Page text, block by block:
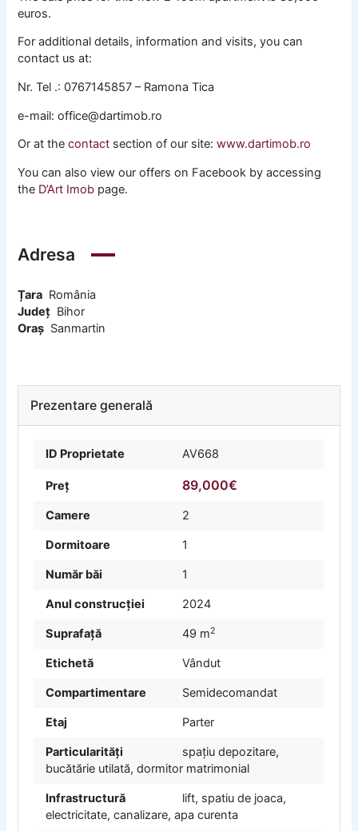
euros.
For additional details, information and visits, you can
contact us at:
Nr. Tel .: 0767145857 – Ramona Tica
e-mail: office@dartimob.ro
Or at thecontact section of our site:www.dartimob.ro
You can also view our offers on Facebook by accessing
the D’Art Imob page.
Adresa
Țara România
Județ Bihor
Oraș Sanmartin
Prezentare generală
ID Proprietate AV668
Preț 89,000€
Camere 2
Dormitoare 1
Număr băi 1
Anul construcției 2024
Suprafață 49 m2
Etichetă Vândut
Compartimentare Semidecomandat
Etaj Parter
Particularități
spațiu depozitare,
bucătărie utilată, dormitor matrimonial
Infrastructură
lift, spatiu de joaca,
electricitate, canalizare, apa curenta